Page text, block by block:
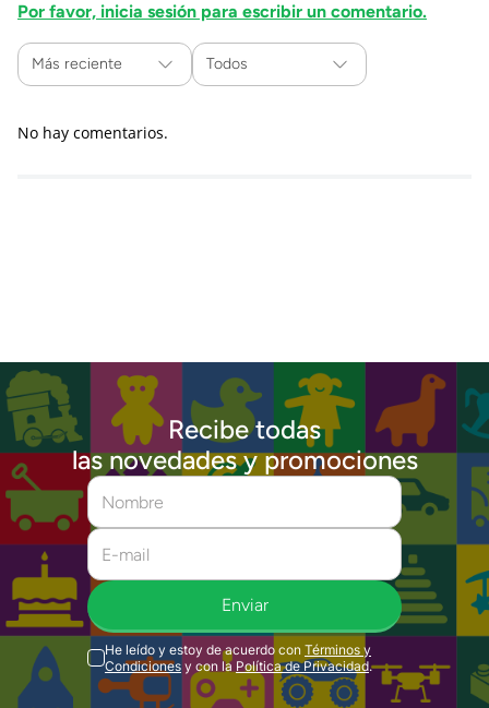
Por favor, inicia sesión para escribir un comentario.
Más reciente Todos
No hay comentarios.
Recibe todas
las novedades y promociones
Enviar
He leído y estoy de acuerdo con Términos y
Condiciones y con la Política de Privacidad.